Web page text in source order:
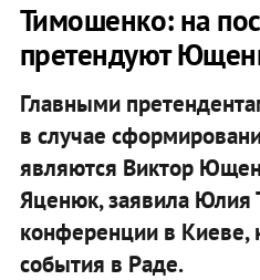
Тимошенко: на
претендуют
Главными
в случае
являются Виктор
Яценюк, заявила Юлия
конференции в Киеве,
события в Раде.